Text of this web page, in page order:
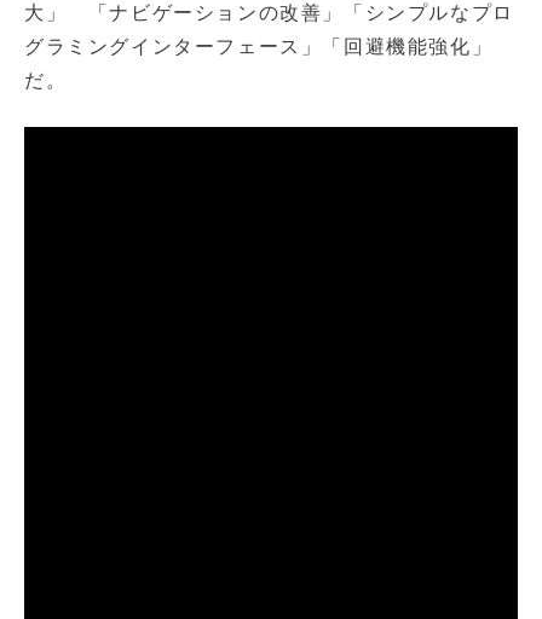
大」 「ナビゲーションの改善」「シンプルなプロ
グラミングインターフェース」「回避機能強化」
だ。